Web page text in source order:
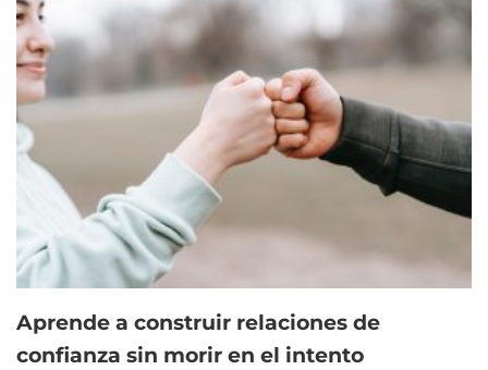
Aprende a construir relaciones de
confianza sin morir en el intento